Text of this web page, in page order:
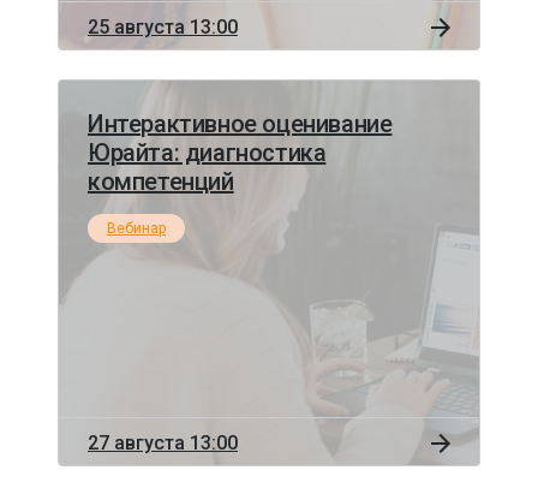
25 августа 13:00
Интерактивное оценивание
Юрайта: диагностика
компетенций
Вебинар
27 августа 13:00